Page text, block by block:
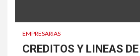
EMPRESARIAS
CREDITOS Y LINEAS